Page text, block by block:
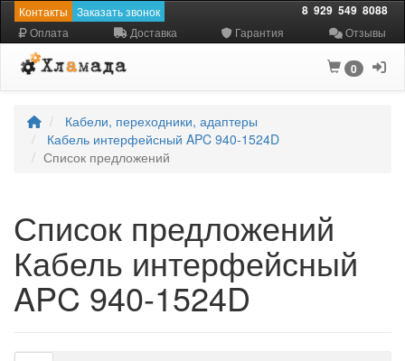
Контакты Заказать звонок 8 929 549 8088
Оплата Доставка Гарантия Отзывы
0
Кабели, переходники, адаптеры
Кабель интерфейсный APC 940-1524D
Список предложений
Список предложений
Кабель интерфейсный
APC 940-1524D